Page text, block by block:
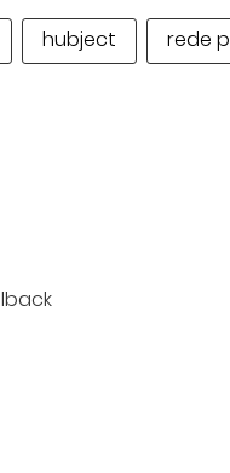
hubject rede